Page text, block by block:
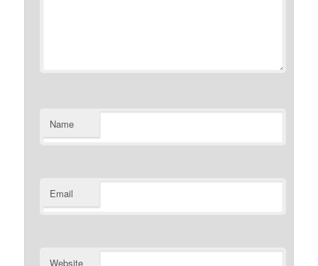
Name
Email
Website